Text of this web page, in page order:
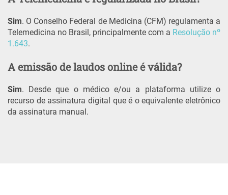
Sim. O Conselho Federal de Medicina (CFM) regulamenta a
Telemedicina no Brasil, principalmente com a Resolução nº
1.643.
A emissão de laudos online é válida?
Sim. Desde que o médico e/ou a plataforma utilize o
recurso de assinatura digital que é o equivalente eletrônico
da assinatura manual.